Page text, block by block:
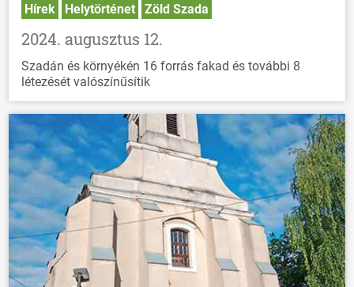
Hírek Helytörténet Zöld Szada
2024. augusztus 12.
Szadán és környékén 16 forrás fakad és további 8
létezését valószínűsítik